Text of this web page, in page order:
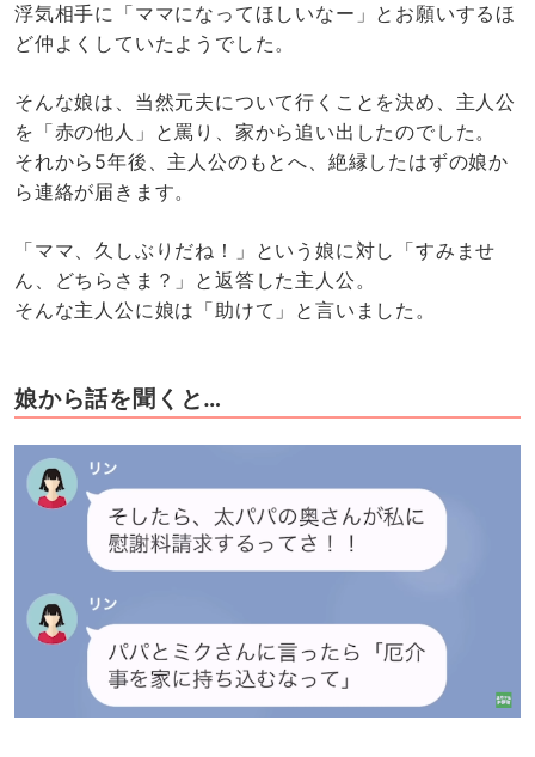
浮気相手に「ママになってほしいなー」とお願いするほ
ど仲よくしていたようでした。
そんな娘は、当然元夫について行くことを決め、主人公
を「赤の他人」と罵り、家から追い出したのでした。
それから5年後、主人公のもとへ、絶縁したはずの娘か
ら連絡が届きます。
「ママ、久しぶりだね！」という娘に対し「すみませ
ん、どちらさま？」と返答した主人公。
そんな主人公に娘は「助けて」と言いました。
娘から話を聞くと…